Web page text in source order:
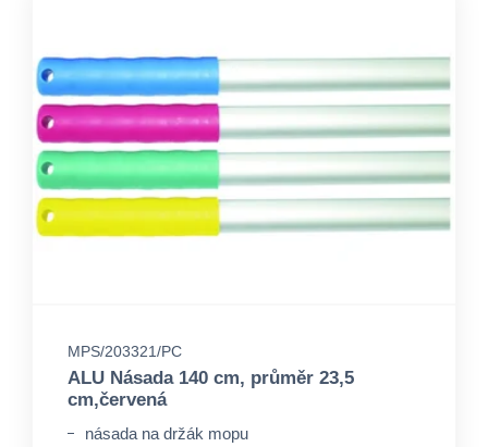
MPS/203321/PC
ALU Násada 140 cm, průměr 23,5
cm,červená
násada na držák mopu